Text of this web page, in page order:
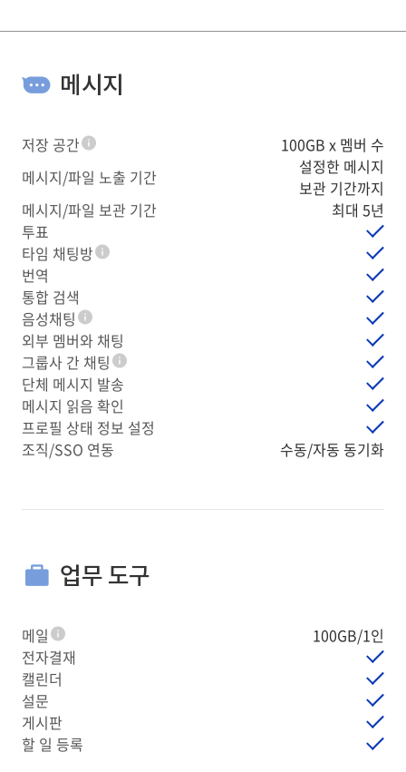
메시지
저장 공간
100GB x 멤버 수
메시지/파일 노출 기간
설정한 메시지
보관 기간까지
메시지/파일 보관 기간
최대 5년
투표
타임 채팅방
번역
통합 검색
음성채팅
외부 멤버와 채팅
그룹사 간 채팅
단체 메시지 발송
메시지 읽음 확인
프로필 상태 정보 설정
조직/SSO 연동
수동/자동 동기화
업무 도구
메일
100GB/1인
전자결재
캘린더
설문
게시판
할 일 등록